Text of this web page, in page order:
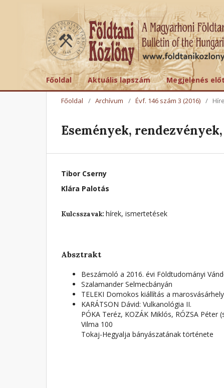
Főoldal Aktuális lapszám Megjelenés
Főoldal / Archívum / Évf. 146 szám 3 (2016) /
Események,
Tibor Cserny
Klára Palotás
Kulcsszavak: hírek, ismertetések
Absztrakt
Beszámoló a 2016. évi Földtudományi
Szalamander Selmecbányán
TELEKI Domokos kiállítás a
KARÁTSON Dávid: Vulkanológia II.
PÓKA Teréz, KOZÁK Miklós, RÓZSA Péter
Vilma 100
Tokaj-Hegyalja bányászatának története